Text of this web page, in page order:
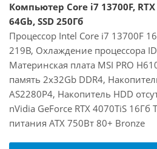
Компьютер Core i7 13700F, RTX
64Gb, SSD 250Гб
Процессор Intel Core i7 13700F
219В, Охлаждение процессора
Материнская плата MSI PRO
память 2x32Gb DDR4,
AS2280P4, Накопитель HDD
nVidia GeForce RTX 4070TiS 16Гб
питания ATX 750Вт 80+ Bronze